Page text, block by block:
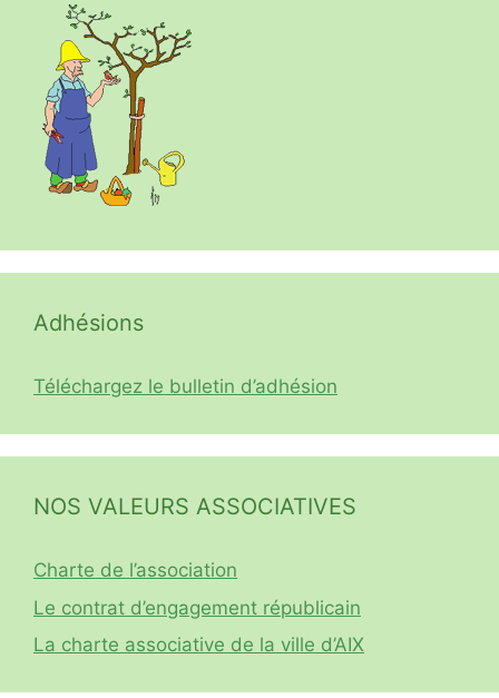
Adhésions
Téléchargez le bulletin d’adhésion
NOS VALEURS ASSOCIATIVES
Charte de l’association
Le contrat d’engagement républicain
La charte associative de la ville d’AIX